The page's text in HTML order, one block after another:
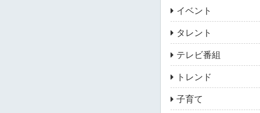
イベント
タレント
テレビ番組
トレンド
子育て